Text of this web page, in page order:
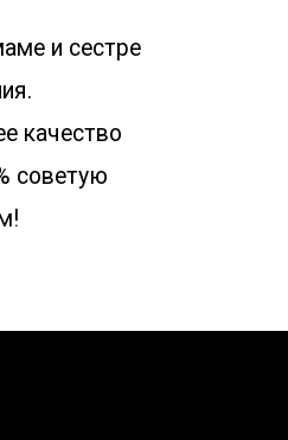
и сестре
качество
советую